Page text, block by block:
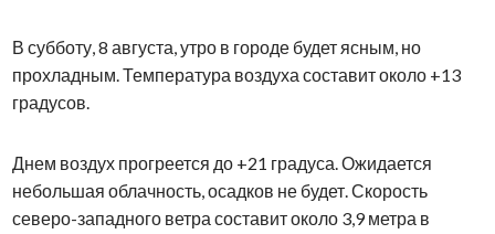
В субботу, 8 августа, утро в городе будет ясным, но
прохладным. Температура воздуха составит около +13
градусов.
Днем воздух прогреется до +21 градуса. Ожидается
небольшая облачность, осадков не будет. Скорость
северо-западного ветра составит около 3,9 метра в